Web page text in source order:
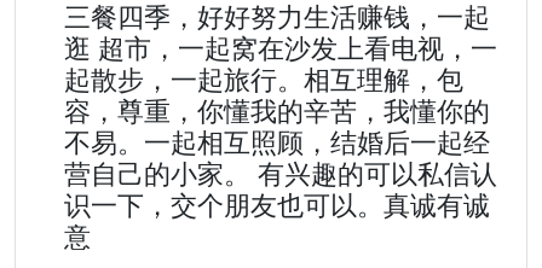
三餐四季，好好努力生活赚钱，一起
逛 超市，一起窝在沙发上看电视，一
起散步，一起旅行。相互理解，包
容，尊重，你懂我的辛苦，我懂你的
不易。一起相互照顾，结婚后一起经
营自己的小家。 有兴趣的可以私信认
识一下，交个朋友也可以。真诚有诚
意